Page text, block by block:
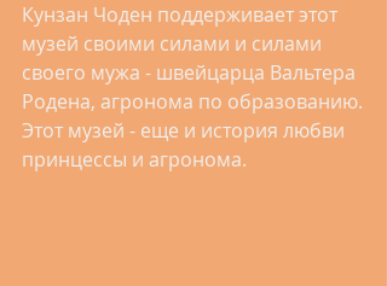
Кунзан Чоден поддерживает этот
музей своими силами и силами
своего мужа - швейцарца Вальтера
Родена, агронома по образованию.
Этот музей - еще и история любви
принцессы и агронома.